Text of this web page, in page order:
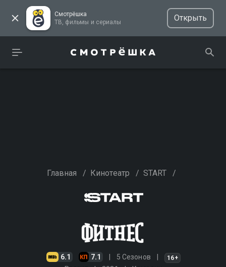
Смотрёшка
ТВ, фильмы и сериалы
Открыть
Главная / Кинотеатр / START /
6.1 7.1 5 Сезонов 16+